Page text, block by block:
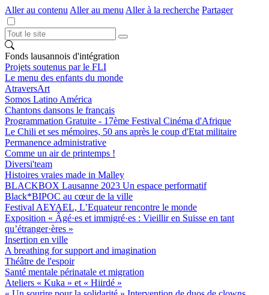
Aller au contenu Aller au menu Aller à la recherche Partager
Fonds lausannois d'intégration
Projets soutenus par le FLI
Le menu des enfants du monde
AtraversArt
Somos Latino América
Chantons dansons le français
Programmation Gratuite - 17ème Festival Cinéma d'Afrique
Le Chili et ses mémoires, 50 ans après le coup d'Etat militaire
Permanence administrative
Comme un air de printemps !
Diversi'team
Histoires vraies made in Malley
BLACKBOX Lausanne 2023 Un espace performatif
Black*BIPOC au cœur de la ville
Festival AEYAEL, L’Equateur rencontre le monde
Exposition « Âgé·es et immigré·es : Vieillir en Suisse en tant
qu’étranger·ères »
Insertion en ville
A breathing for support and imagination
Théâtre de l'espoir
Santé mentale périnatale et migration
Ateliers « Kuka » et « Hiirdé »